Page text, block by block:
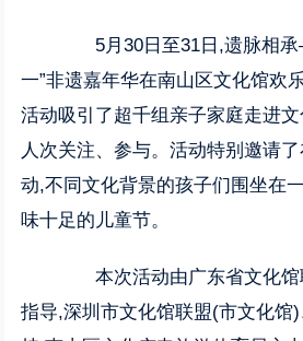
5月30日至31日,遗脉相承
一”非遗嘉年华在南山区文化馆欢
活动吸引了超千组亲子家庭走进
人次关注、参与。活动特别邀请
动,不同文化背景的孩子们围坐在
味十足的儿童节。
本次活动由广东省文化馆
指导,深圳市文化馆联盟(市文化馆